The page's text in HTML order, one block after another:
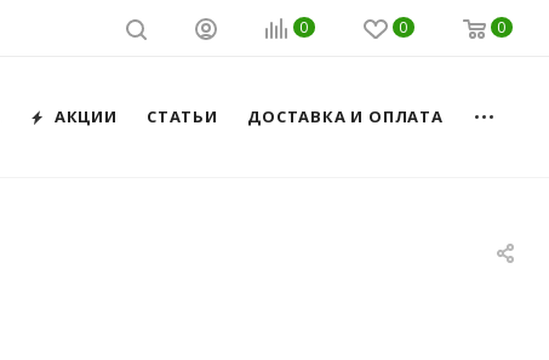
0 0 0
АКЦИИ СТАТЬИ ДОСТАВКА И ОПЛАТА